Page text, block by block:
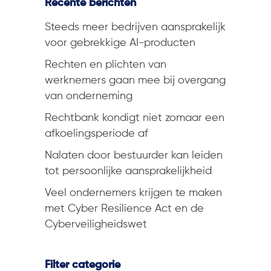
Recente berichten
Steeds meer bedrijven aansprakelijk
voor gebrekkige AI-producten
Rechten en plichten van
werknemers gaan mee bij overgang
van onderneming
Rechtbank kondigt niet zomaar een
afkoelingsperiode af
Nalaten door bestuurder kan leiden
tot persoonlijke aansprakelijkheid
Veel ondernemers krijgen te maken
met Cyber Resilience Act en de
Cyberveiligheidswet
Filter categorie